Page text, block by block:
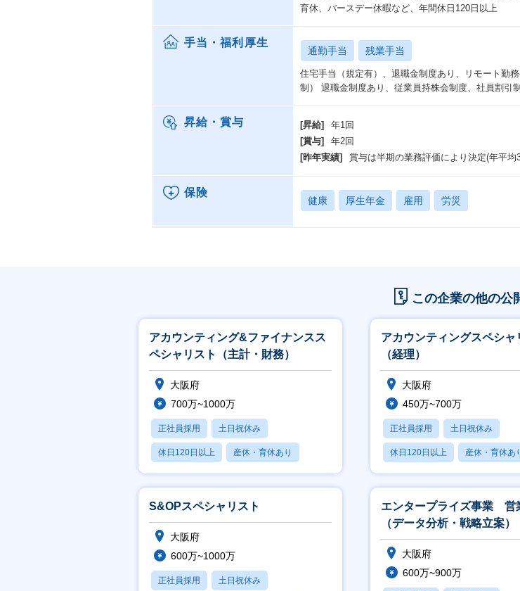
育休、バースデー休暇など、年間休日120日以上
手当・福利厚生
通勤手当 残業手当
住宅手当（規定有）、退職金制度あり、リモート勤
制） 退職金制度あり、従業員持株会制度、社員割引
昇給・賞与 [昇給]
年1回
[賞与]
年2回
[昨年実績]
賞与は半期の業務評価により決定(年平均
保険
健康 厚生年金 雇用 労災
この企業の他の公
アカウンティング&ファイナンスス
ペシャリスト（主計・財務）
大阪府
700万~1000万
正社員採用 土日祝休み
休日120日以上 産休・育休あり
賞与あり
アカウンティングスペシャ
（経理）
大阪府
450万~700万
正社員採用 土日祝休み
休日120日以上 産休・育休あ
賞与あり
S&OPスペシャリスト
大阪府
600万~1000万
正社員採用 土日祝休み
エンタープライズ事業 営
（データ分析・戦略立案）
大阪府
600万~900万